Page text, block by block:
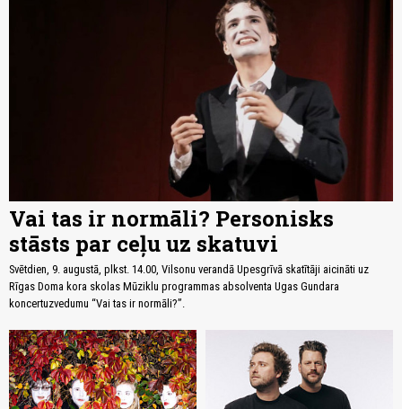
Vai tas ir normāli? Personisks
stāsts par ceļu uz skatuvi
Svētdien, 9. augustā, plkst. 14.00, Vilsonu verandā Upesgrīvā skatītāji aicināti uz
Rīgas Doma kora skolas Mūziklu programmas absolventa Ugas Gundara
koncertuzvedumu “Vai tas ir normāli?”.